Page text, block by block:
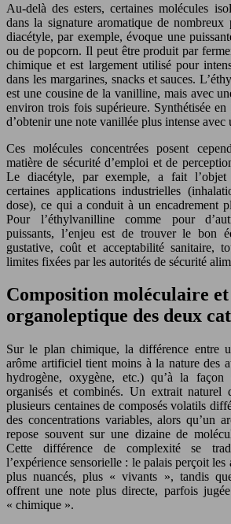
Au-delà des esters, certaines molécules
dans la signature aromatique de
diacétyle, par exemple, évoque une
ou de popcorn. Il peut être produit par
chimique et est largement utilisé pour
dans les margarines, snacks et sauces.
est une cousine de la vanilline, mais avec
environ trois fois supérieure. Synthétisée
d’obtenir une note vanillée plus intense avec
Ces molécules concentrées posent
matière de sécurité d’emploi et de
Le diacétyle, par exemple, a fait l’objet
certaines applications industrielles
dose), ce qui a conduit à un encadrement
Pour l’éthylvanilline comme pour
puissants, l’enjeu est de trouver le bon
gustative, coût et acceptabilité sanitaire,
limites fixées par les autorités de sécurité
Composition moléculaire
organoleptique des deux
Sur le plan chimique, la différence entre
arôme artificiel tient moins à la nature des
hydrogène, oxygène, etc.) qu’à la façon
organisés et combinés. Un extrait naturel
plusieurs centaines de composés volatils
des concentrations variables, alors qu’un
repose souvent sur une dizaine de
Cette différence de complexité se
l’expérience sensorielle : le palais perçoit les
plus nuancés, plus « vivants », tandis
offrent une note plus directe, parfois
« chimique ».